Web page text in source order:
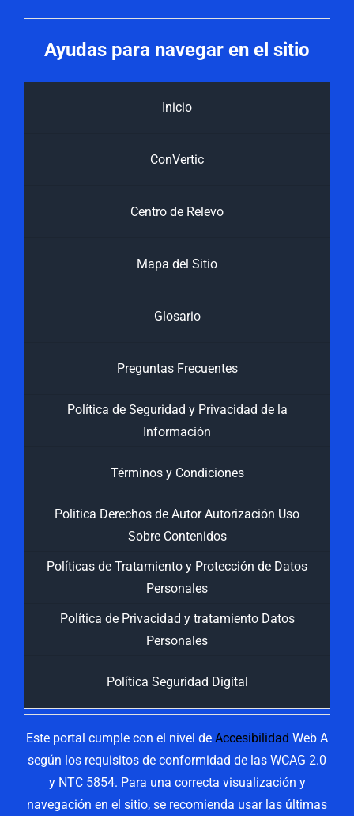
Ayudas para navegar en el sitio
Inicio
ConVertic
Centro de Relevo
Mapa del Sitio
Glosario
Preguntas Frecuentes
Política de Seguridad y Privacidad de la
Información
Términos y Condiciones
Politica Derechos de Autor Autorización Uso
Sobre Contenidos
Políticas de Tratamiento y Protección de Datos
Personales
Política de Privacidad y tratamiento Datos
Personales
Política Seguridad Digital
Este portal cumple con el nivel de Accesibilidad Web A
según los requisitos de conformidad de las WCAG 2.0
y NTC 5854. Para una correcta visualización y
navegación en el sitio, se recomienda usar las últimas